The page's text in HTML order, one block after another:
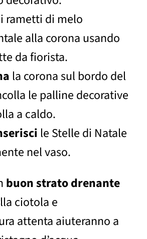
i rametti di melo
alla corona usando
da fiorista.
la corona sul bordo del
le palline decorative
a caldo.
le Stelle di Natale
nel vaso.
buon strato drenante
ciotola e
attenta aiuteranno a